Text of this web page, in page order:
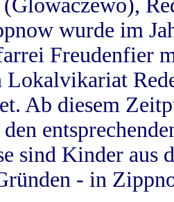
wurde im
Freudenfier
Lokalvikariat
Ab diesem
sind Kinder aus
- in